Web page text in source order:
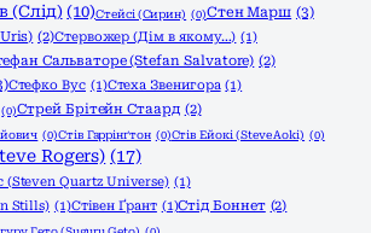
(Слід) (10)Стейсі (Сирин) (0)Стен Марш (3)
(2)Стервожер (Дім в якому…) (1)
Сальваторе (Stefan Salvatore) (2)
Стефко Вус (1)Стеха Звенигора (1)
(0)Стрей Брітейн Стаард (2)
(0)Стів Гаррінґтон (0)Стів Ейокі (Steve Aoki) (0)
Rogers) (17)
(Steven Quartz Universe) (1)
Stills) (1)Стівен Ґрант (1)Стід Боннет (2)